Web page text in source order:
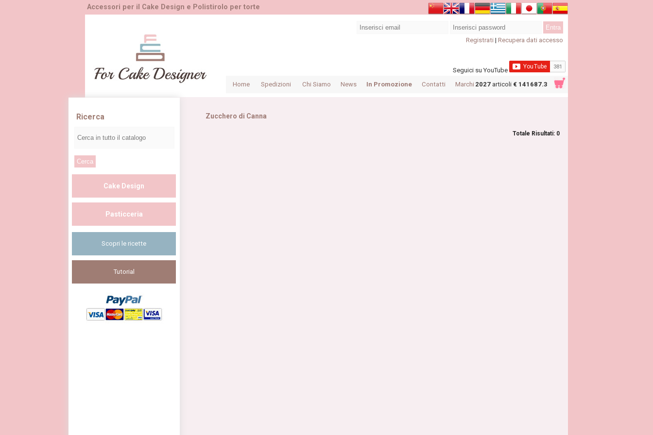
Accessori per il Cake Design e Polistirolo per torte
Registrati | Recupera dati accesso
Seguici su YouTube
Home
Spedizioni Chi Siamo News In Promozione Contatti Marchi 2027 articoli € 141687.3
Ricerca
Cake Design
Pasticceria
Scopri le ricette
Tutorial
Zucchero di Canna
Totale Risultati: 0